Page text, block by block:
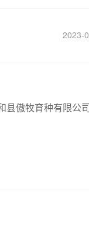
2023-
县傲牧育种有限公